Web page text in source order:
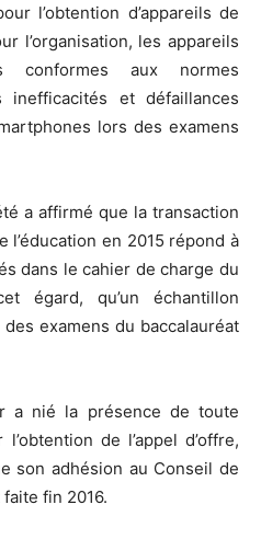
l’obtention d’appareils de
l’organisation, les appareils
aux normes
inefficacités et défaillances
lors des examens
a affirmé que la transaction
l’éducation en 2015 répond à
dans le cahier de charge du
égard, qu’un échantillon
examens du baccalauréat
a nié la présence de toute
de l’appel d’offre,
son adhésion au Conseil de
faite fin 2016.